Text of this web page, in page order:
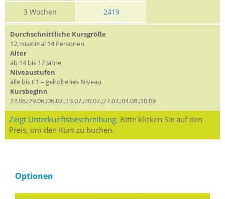
3 Wochen 2419
Durchschnittliche Kursgröße
12, maximal 14 Personen
Alter
ab 14 bis 17 Jahre
Niveaustufen
alle bis C1 – gehobenes Niveau
Kursbeginn
22.06.;29.06.;06.07.;13.07.;20.07.;27.07.;04.08.;10.08
Zeigt Unterkunftsbeschreibung. Bitte klicken Sie auf den
Preis, um den Kurs zu buchen.
Optionen